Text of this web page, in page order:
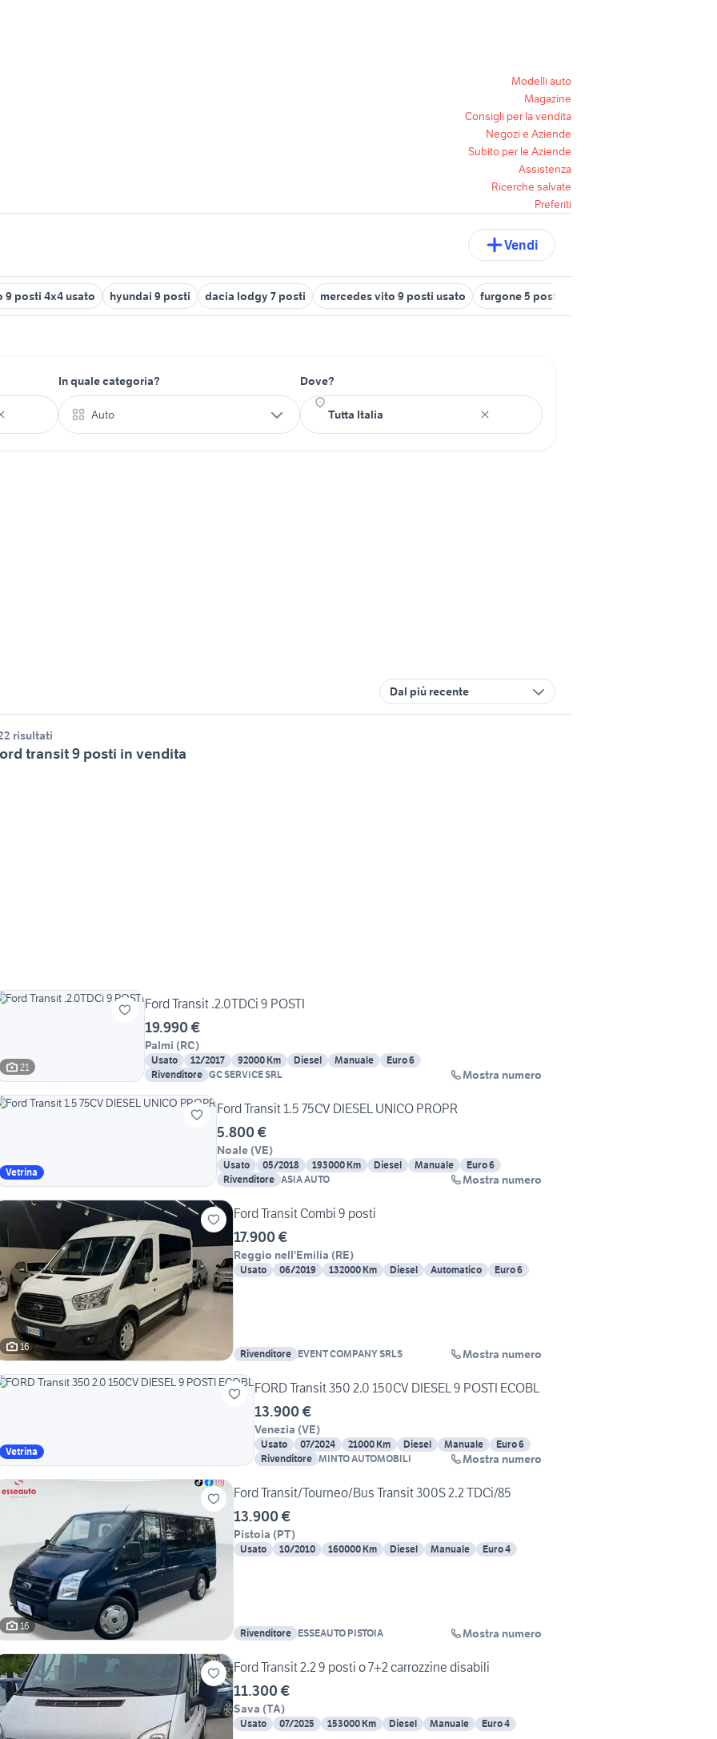
Modelli auto
Magazine
Consigli per la vendita
Negozi e Aziende
Subito per le Aziende
Assistenza
Ricerche salvate
Preferiti
Vendi
9 posti 4x4 usato hyundai 9 posti dacia lodgy 7 posti mercedes vito 9 posti usato furgone 5 posti
In quale categoria?
Auto
Dove?
Dal più recente
risultati
transit 9 posti in vendita
21
Ford Transit .2.0TDCi 9 POSTI
19.990 €
Palmi (RC)
Usato 12/2017 92000 Km Diesel Manuale
Euro 6
Rivenditore GC SERVICE SRL Mostra numero
Vetrina
Ford Transit 1.5 75CV DIESEL UNICO PROPR
5.800 €
Noale (VE)
Usato 05/2018 193000 Km Diesel Manuale
Euro 6
Rivenditore ASIA AUTO Mostra numero
16
Ford Transit Combi 9 posti
17.900 €
Reggio nell'Emilia (RE)
Usato 06/2019 132000 Km Diesel Automatico Euro 6
Rivenditore EVENT COMPANY SRLS Mostra numero
Vetrina
FORD Transit 350 2.0 150CV DIESEL 9 POSTI ECOBL
13.900 €
Venezia (VE)
Usato 07/2024 21000 Km Diesel Manuale
Euro 6
Rivenditore MINTO AUTOMOBILI Mostra numero
16
Ford Transit/Tourneo/Bus Transit 300S 2.2 TDCi/85
13.900 €
Pistoia (PT)
Usato 10/2010 160000 Km Diesel Manuale Euro 4
Rivenditore ESSEAUTO PISTOIA Mostra numero
Ford Transit 2.2 9 posti o 7+2 carrozzine disabili
11.300 €
Sava (TA)
Usato 07/2025 153000 Km Diesel Manuale Euro 4